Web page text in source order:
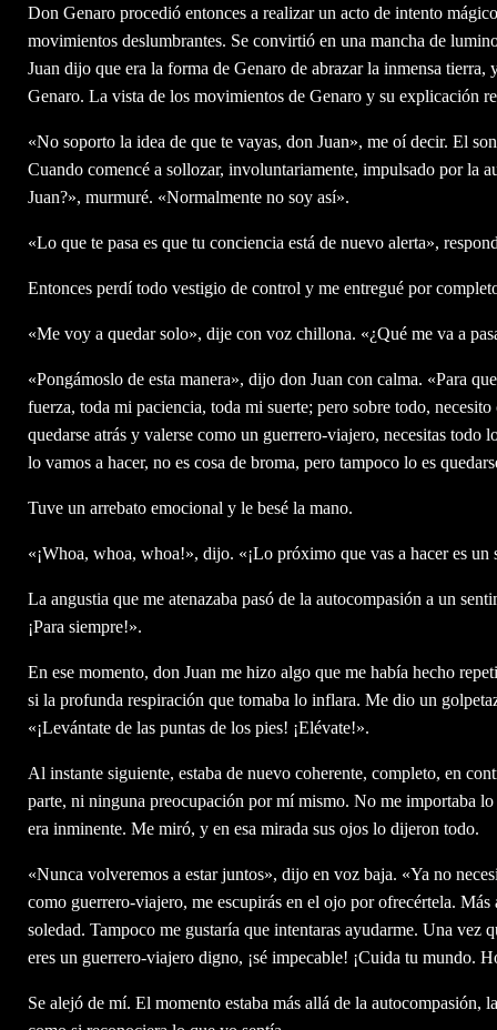
Don Genaro procedió entonces a realizar un acto de intento
movimientos deslumbrantes. Se convirtió en una mancha de
Juan dijo que era la forma de Genaro de abrazar la inmensa
Genaro. La vista de los movimientos de Genaro y su explicación
«No soporto la idea de que te vayas, don Juan», me oí decir. El
Cuando comencé a sollozar, involuntariamente, impulsado por la
Juan?», murmuré. «Normalmente no soy así».
«Lo que te pasa es que tu conciencia está de nuevo alerta»,
Entonces perdí todo vestigio de control y me entregué por
«Me voy a quedar solo», dije con voz chillona. «¿Qué me va a
«Pongámoslo de esta manera», dijo don Juan con calma. «Para
fuerza, toda mi paciencia, toda mi suerte; pero sobre todo,
quedarse atrás y valerse como un guerrero-viajero, necesitas todo
lo vamos a hacer, no es cosa de broma, pero tampoco lo es
Tuve un arrebato emocional y le besé la mano.
«¡Whoa, whoa, whoa!», dijo. «¡Lo próximo que vas a hacer es un
La angustia que me atenazaba pasó de la autocompasión a un
¡Para siempre!».
En ese momento, don Juan me hizo algo que me había hecho
si la profunda respiración que tomaba lo inflara. Me dio un
«¡Levántate de las puntas de los pies! ¡Elévate!».
Al instante siguiente, estaba de nuevo coherente, completo, en
parte, ni ninguna preocupación por mí mismo. No me importaba
era inminente. Me miró, y en esa mirada sus ojos lo dijeron todo.
«Nunca volveremos a estar juntos», dijo en voz baja. «Ya no
como guerrero-viajero, me escupirás en el ojo por ofrecértela.
soledad. Tampoco me gustaría que intentaras ayudarme. Una vez
eres un guerrero-viajero digno, ¡sé impecable! ¡Cuida tu mundo.
Se alejó de mí. El momento estaba más allá de la